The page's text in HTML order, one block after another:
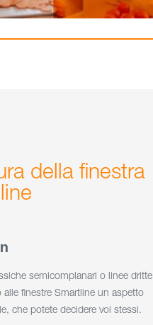
della finestra
semicomplanari o linee dritte
finestre Smartline un aspetto
che potete decidere voi stessi.